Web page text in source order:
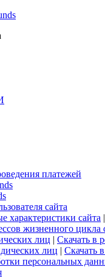
платежей
сайта
характеристики сайта |
жизненного цикла
лиц | Скачать в
лиц | Скачать
персональных